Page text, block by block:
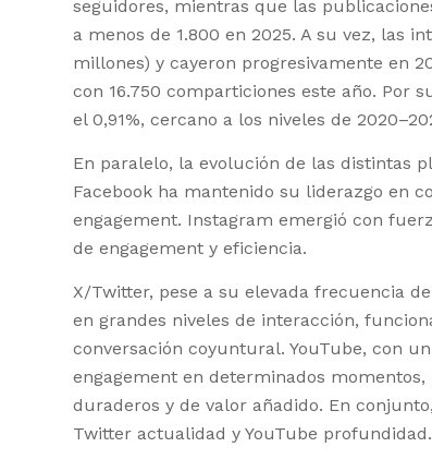
seguidores, mientras que las
a menos de 1.800 en 2025. A su vez, las
millones) y cayeron progresivamente en
con 16.750 comparticiones este año. Por
el 0,91%, cercano a los niveles de
En paralelo, la evolución de las distintas
Facebook ha mantenido su liderazgo en
engagement. Instagram emergió con
de engagement y eficiencia.
X/Twitter, pese a su elevada frecuencia
en grandes niveles de interacción,
conversación coyuntural. YouTube, con
engagement en determinados
duraderos y de valor añadido. En
Twitter actualidad y YouTube profundidad.